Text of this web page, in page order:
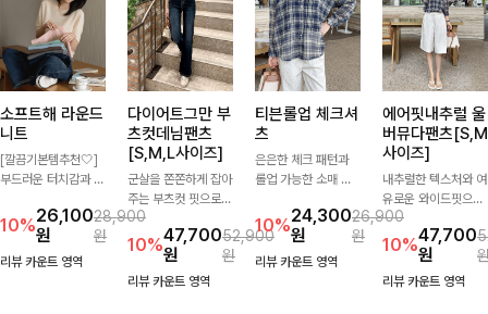
소프트해 라운드
니트
[깔끔기본템추천🤍]
부드러운 터치감과 군
로 매일 손이 가는 자
체제작 니트입니다.
자연스럽게 떨어지는
10%26,100
원
28,900
원
리뷰 카운트 영역
다이어트그만 부
츠컷데님팬츠
[S,M,L사이즈]
군살을 쫀쫀하게 잡아
주는 부츠컷 핏으로
다리 라인을 이쁘고
깔끔하게 만들어주고
진청 색감으로 더욱
슬림해보이는 효과를
10%47,700
원
52,900
원
리뷰 카운트 영역
티븐롤업 체크셔
츠
은은한 체크 패턴과
롤업 가능한 소매 디
를 연출하실 수 있어
요🌿 차르르 흐르는
가벼운 소재와 여유로
10%24,300
원
26,900
원
리뷰 카운트 영역
에어핏내추럴 울
버뮤다팬츠[S,M
사이즈]
내추럴한 텍스처와 여
유로운 와이드핏으로
군살은 자연스럽게 커
버해드리는 버뮤다 팬
츠 🤍 깔끔한 허리 디
테일과 편안한 착용감
10%47,700
원
리뷰 카운트 영역